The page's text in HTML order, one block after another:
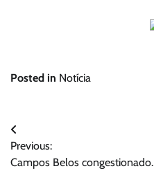
Posted in Notícia
Navegação
de
Previous:
Campos Belos congestionado.